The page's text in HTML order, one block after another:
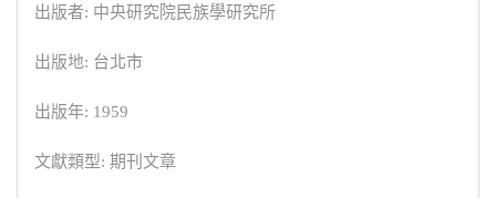
出版者: 中央研究院民族學研究所
出版地: 台北市
出版年: 1959
文獻類型: 期刊文章